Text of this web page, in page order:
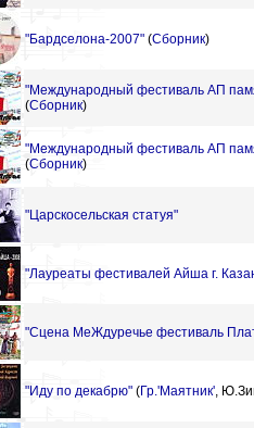
"Бардселона-2007" (Сборник)
"Международный фестиваль АП
(Сборник)
"Международный фестиваль АП
(Сборник)
"Царскосельская статуя"
"Лауреаты фестивалей Айша г.
"Сцена МеЖдуречье фестиваль
"Иду по декабрю" (Гр.'Маятник',